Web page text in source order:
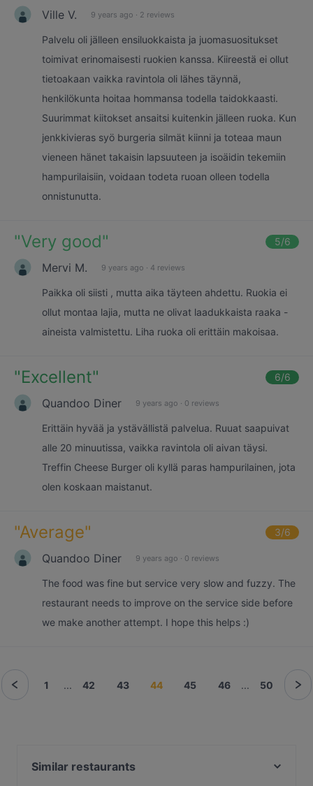
Ville V. 9 years ago · 2 reviews
Palvelu oli jälleen ensiluokkaista ja juomasuositukset
toimivat erinomaisesti ruokien kanssa. Kiireestä ei ollut
tietoakaan vaikka ravintola oli lähes täynnä,
henkilökunta hoitaa hommansa todella taidokkaasti.
Suurimmat kiitokset ansaitsi kuitenkin jälleen ruoka. Kun
jenkkivieras syö burgeria silmät kiinni ja toteaa maun
vieneen hänet takaisin lapsuuteen ja isoäidin tekemiin
hampurilaisiin, voidaan todeta ruoan olleen todella
onnistunutta.
"Very good" 5/6
Mervi M. 9 years ago · 4 reviews
Paikka oli siisti , mutta aika täyteen ahdettu. Ruokia ei
ollut montaa lajia, mutta ne olivat laadukkaista raaka -
aineista valmistettu. Liha ruoka oli erittäin makoisaa.
"Excellent" 6/6
Quandoo Diner 9 years ago · 0 reviews
Erittäin hyvää ja ystävällistä palvelua. Ruuat saapuivat
alle 20 minuutissa, vaikka ravintola oli aivan täysi.
Treffin Cheese Burger oli kyllä paras hampurilainen, jota
olen koskaan maistanut.
"Average" 3/6
Quandoo Diner 9 years ago · 0 reviews
The food was fine but service very slow and fuzzy. The
restaurant needs to improve on the service side before
we make another attempt. I hope this helps :)
1 ... 42 43 44 45 46 ... 50
Similar restaurants